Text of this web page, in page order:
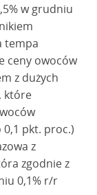
w grudniu
tempa
ceny owoców
z dużych
które
pkt. proc.)
z
zgodnie z
0,1% r/r